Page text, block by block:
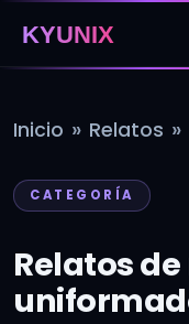
KYUNIX
Inicio » Relatos »
CATEGORÍA
Relatos